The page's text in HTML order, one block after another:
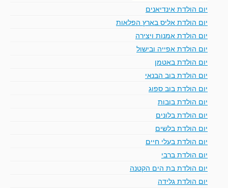
יום הולדת אינדיאנים
יום הולדת אליס בארץ הפלאות
יום הולדת אמנות ויצירה
יום הולדת אפייה ובישול
יום הולדת באטמן
יום הולדת בוב הבנאי
יום הולדת בוב ספוג
יום הולדת בובות
יום הולדת בלונים
יום הולדת בלשים
יום הולדת בעלי חיים
יום הולדת ברבי
יום הולדת בת הים הקטנה
יום הולדת גלידה